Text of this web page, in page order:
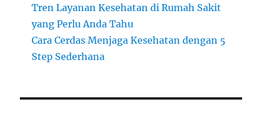
Tren Layanan Kesehatan di Rumah Sakit
yang Perlu Anda Tahu
Cara Cerdas Menjaga Kesehatan dengan 5
Step Sederhana